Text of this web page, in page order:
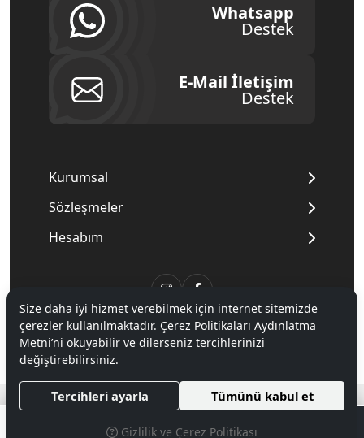
Whatsapp
Destek
E-Mail İletişim
Destek
Kurumsal
Sözleşmeler
Hesabım
© 2020Mnpc. Tüm hakları saklıdır.
Hipotenüs Yeni Nesil E-Ticaret Sistemleri ile Hazırlanmıştır.
Size daha iyi hizmet verebilmek için internet sitemizde
çerezler kullanılmaktadır. Çerez Politikaları Aydınlatma
Metni’ni okuyabilir ve dilerseniz tercihlerinizi
değiştirebilirsiniz.
Tercihleri ayarla Tümünü kabul et
Gizlilik ve Çerez Politikası